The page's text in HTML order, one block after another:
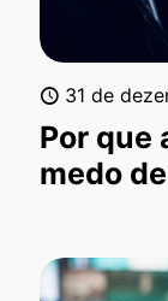
31 de
Por que
medo